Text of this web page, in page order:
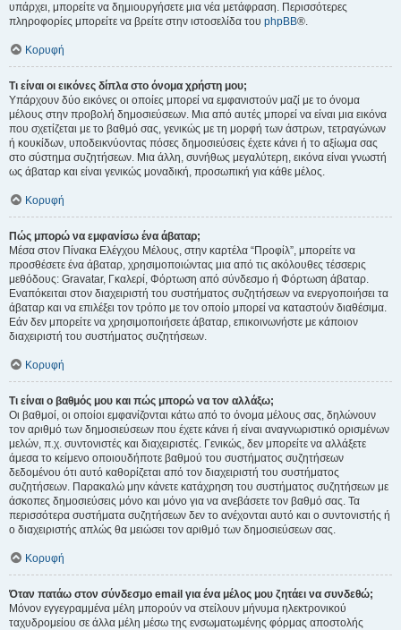
υπάρχει, μπορείτε να δημιουργήσετε μια νέα μετάφραση. Περισσότερες
πληροφορίες μπορείτε να βρείτε στην ιστοσελίδα του phpBB®.
Κορυφή
Τι είναι οι εικόνες δίπλα στο όνομα χρήστη μου;
Υπάρχουν δύο εικόνες οι οποίες μπορεί να εμφανιστούν μαζί με το όνομα
μέλους στην προβολή δημοσιεύσεων. Μια από αυτές μπορεί να είναι μια εικόνα
που σχετίζεται με το βαθμό σας, γενικώς με τη μορφή των άστρων, τετραγώνων
ή κουκίδων, υποδεικνύοντας πόσες δημοσιεύσεις έχετε κάνει ή το αξίωμα σας
στο σύστημα συζητήσεων. Μια άλλη, συνήθως μεγαλύτερη, εικόνα είναι γνωστή
ως άβαταρ και είναι γενικώς μοναδική, προσωπική για κάθε μέλος.
Κορυφή
Πώς μπορώ να εμφανίσω ένα άβαταρ;
Μέσα στον Πίνακα Ελέγχου Μέλους, στην καρτέλα “Προφίλ”, μπορείτε να
προσθέσετε ένα άβαταρ, χρησιμοποιώντας μια από τις ακόλουθες τέσσερις
μεθόδους: Gravatar, Γκαλερί, Φόρτωση από σύνδεσμο ή Φόρτωση άβαταρ.
Εναπόκειται στον διαχειριστή του συστήματος συζητήσεων να ενεργοποιήσει τα
άβαταρ και να επιλέξει τον τρόπο με τον οποίο μπορεί να καταστούν διαθέσιμα.
Εάν δεν μπορείτε να χρησιμοποιήσετε άβαταρ, επικοινωνήστε με κάποιον
διαχειριστή του συστήματος συζητήσεων.
Κορυφή
Τι είναι ο βαθμός μου και πώς μπορώ να τον αλλάξω;
Οι βαθμοί, οι οποίοι εμφανίζονται κάτω από το όνομα μέλους σας, δηλώνουν
τον αριθμό των δημοσιεύσεων που έχετε κάνει ή είναι αναγνωριστικό ορισμένων
μελών, π.χ. συντονιστές και διαχειριστές. Γενικώς, δεν μπορείτε να αλλάξετε
άμεσα το κείμενο οποιουδήποτε βαθμού του συστήματος συζητήσεων
δεδομένου ότι αυτό καθορίζεται από τον διαχειριστή του συστήματος
συζητήσεων. Παρακαλώ μην κάνετε κατάχρηση του συστήματος συζητήσεων με
άσκοπες δημοσιεύσεις μόνο και μόνο για να ανεβάσετε τον βαθμό σας. Τα
περισσότερα συστήματα συζητήσεων δεν το ανέχονται αυτό και ο συντονιστής ή
ο διαχειριστής απλώς θα μειώσει τον αριθμό των δημοσιεύσεων σας.
Κορυφή
Όταν πατάω στον σύνδεσμο email για ένα μέλος μου ζητάει να συνδεθώ;
Μόνον εγγεγραμμένα μέλη μπορούν να στείλουν μήνυμα ηλεκτρονικού
ταχυδρομείου σε άλλα μέλη μέσω της ενσωματωμένης φόρμας αποστολής